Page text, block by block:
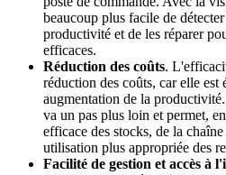
beaucoup plus facile de
productivité et de les réparer
efficaces.
Réduction des coûts.
réduction des coûts, car elle est
augmentation de la
va un pas plus loin et permet,
efficace des stocks, de la
utilisation plus appropriée des
Facilité de gestion et accès à